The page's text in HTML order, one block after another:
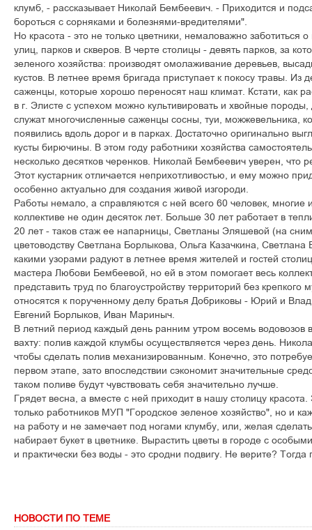
клумб, - рассказывает Николай Бембеевич. - Приходится и
бороться с сорняками и болезнями-вредителями".
Но красота - это не только цветники, немаловажно заботиться
улиц, парков и скверов. В черте столицы - девять парков, за
зеленого хозяйства: производят омолаживание деревьев,
кустов. В летнее время бригада приступает к покосу травы. Из
саженцы, которые хорошо переносят наш климат. Кстати, как
в г. Элисте с успехом можно культивировать и хвойные породы,
служат многочисленные саженцы сосны, туи, можжевельника,
появились вдоль дорог и в парках. Достаточно оригинально
кусты бирючины. В этом году работники хозяйства
несколько десятков черенков. Николай Бембеевич уверен, что
Этот кустарник отличается неприхотливостью, и ему можно
особенно актуально для создания живой изгороди.
Работы немало, а справляются с ней всего 60 человек, многие
коллективе не один десяток лет. Больше 30 лет работает в
20 лет - таков стаж ее напарницы, Светланы Эляшевой (на
цветоводству Светлана Борлыкова, Ольга Казачкина,
какими узорами радуют в летнее время жителей и гостей
мастера Любови Бембеевой, но ей в этом помогает весь
представить труд по благоустройству территорий без крепкого
относятся к порученному делу братья Добриковы - Юрий и
Евгений Борлыков, Иван Мариныч.
В летний период каждый день ранним утром восемь водовозов
вахту: полив каждой клумбы осуществляется через день.
чтобы сделать полив механизированным. Конечно, это
первом этапе, зато впоследствии сэкономит значительные
таком поливе будут чувствовать себя значительно лучше.
Грядет весна, а вместе с ней приходит в нашу столицу
только работников МУП "Городское зеленое хозяйство", но и
на работу и не замечает под ногами клумбу, или, желая
набирает букет в цветнике. Вырастить цветы в городе с
и практически без воды - это сродни подвигу. Не верите? Тогда
НОВОСТИ ПО ТЕМЕ